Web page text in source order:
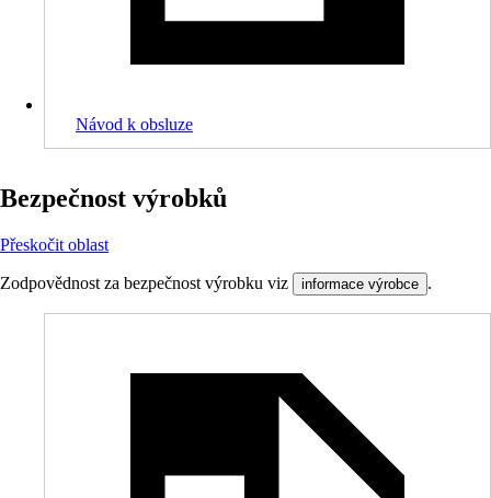
Návod k obsluze
Bezpečnost výrobků
Přeskočit oblast
Zodpovědnost za bezpečnost výrobku viz informace výrobce .